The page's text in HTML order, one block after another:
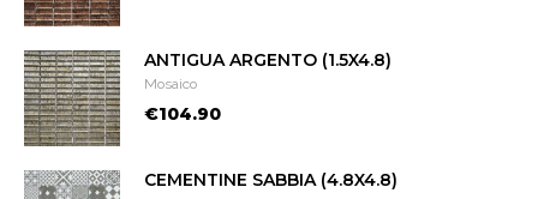
ANTIGUA ARGENTO (1.5X4.8)
Mosaico
€104.90
CEMENTINE SABBIA (4.8X4.8)